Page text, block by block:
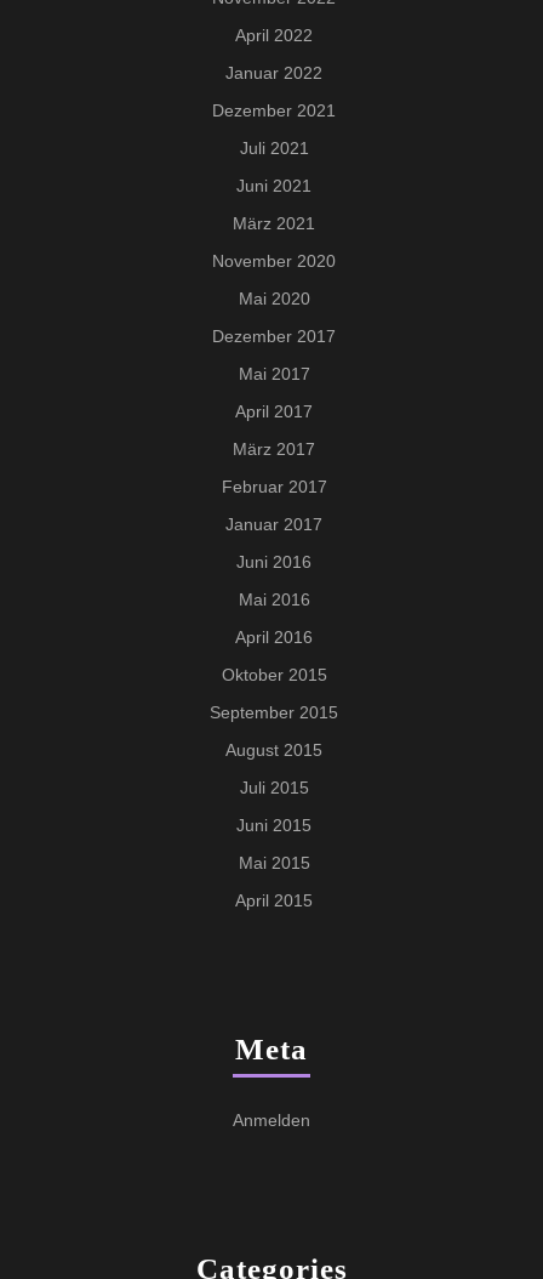
April 2022
Januar 2022
Dezember 2021
Juli 2021
Juni 2021
März 2021
November 2020
Mai 2020
Dezember 2017
Mai 2017
April 2017
März 2017
Februar 2017
Januar 2017
Juni 2016
Mai 2016
April 2016
Oktober 2015
September 2015
August 2015
Juli 2015
Juni 2015
Mai 2015
April 2015
Meta
Anmelden
Categories